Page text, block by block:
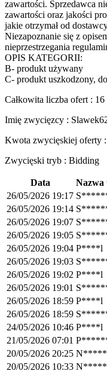
zawartości. Sprzedawca
zawartości oraz jakości
jakie otrzymał od
Niezapoznanie się z
nieprzestrzegania
OPIS KATEGORII:
B- produkt używany
C- produkt uszkodzony,
Całkowita liczba ofert : 16
Imię zwycięzcy :
Kwota zwycięskiej oferty :
Zwycięski tryb : Bidding
Data Nazwa
26/05/2026 19:17
26/05/2026 19:14
26/05/2026 19:07
26/05/2026 19:05
26/05/2026 19:04 P****l
26/05/2026 19:03
26/05/2026 19:02 P****l
26/05/2026 19:01
26/05/2026 18:59 P****l
26/05/2026 18:59
24/05/2026 10:46 P****l
21/05/2026 07:01
20/05/2026 20:25
20/05/2026 10:33